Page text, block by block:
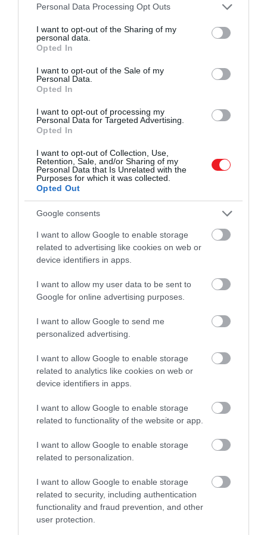
Please note that this website/app uses one or more Google
not limited to your visit or usage behaviour. You may click to
grant or deny consent to Google and its third-party tags to
use your data for below specified purposes in below Google
consent section.
Personal Data Processing Opt Outs
I want to opt-out of the Sharing of my
personal data.
Opted In
I want to opt-out of the Sale of my
Personal Data.
Opted In
I want to opt-out of processing my
Personal Data for Targeted Advertising.
Opted In
I want to opt-out of Collection, Use,
Retention, Sale, and/or Sharing of my
Personal Data that Is Unrelated with the
Purposes for which it was collected.
Opted Out
Google consents
I want to allow Google to enable storage
related to advertising like cookies on web or
device identifiers in apps.
I want to allow my user data to be sent to
Google for online advertising purposes.
I want to allow Google to send me
personalized advertising.
I want to allow Google to enable storage
related to analytics like cookies on web or
device identifiers in apps.
I want to allow Google to enable storage
related to functionality of the website or app.
I want to allow Google to enable storage
related to personalization.
I want to allow Google to enable storage
related to security, including authentication
functionality and fraud prevention, and other
user protection.
A tervek szerint a programban nagy hangsúlyt
kapnak a Bánkitó Fesztivál szellemi
örökségéhez köthető tematikák. A Bánkitó
alapítóival a kezdetekről és a fesztivál mással
külön panelben ismerkedhet meg a közönség
a magyarországi független kulturális
lehetőségeivel. A fiatal generációk közéleti
szerepvállalása és a fesztiválok
közösségformáló ereje is egy olyan téma, amit
a Bánkitó pozitív billogként viselt és visel majd
továbbra is magán, így természetesen ez sem
A helyszín a hazai underground élet izgalmas
szereplőivel zenei programokkal idézi meg az idei
Gástya-Árok zenei kínálata tükrözi majd a fesztivál
hagyományait: alternatív, feltörekvő, szubkultúrák
rajongott előadói kapnak lehetőséget, hogy Kapolcs
egyik ikonikus színpadára álljanak fel.
Művészetek Völgye
sajtótájékoztatója után, a teljes programmal
együtt válik elérhetővé.
Művészetek Völgyeszervezői bíznak abban, hogy
ez az együttműködés nemcsak méltó módon őrzi
értékeit, hanem egyben új
perspektívát is nyit a jövőbeni újraindítás
reményében.